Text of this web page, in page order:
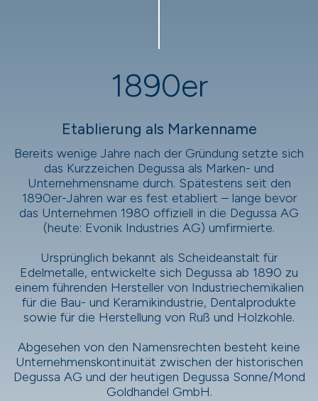
1890er
Etablierung als Markenname
Bereits wenige Jahre nach der Gründung setzte sich
das Kurzzeichen Degussa als Marken- und
Unternehmensname durch. Spätestens seit den
1890er-Jahren war es fest etabliert – lange bevor
das Unternehmen 1980 offiziell in die Degussa AG
(heute: Evonik Industries AG) umfirmierte.
Ursprünglich bekannt als Scheideanstalt für
Edelmetalle, entwickelte sich Degussa ab 1890 zu
einem führenden Hersteller von Industriechemikalien
für die Bau- und Keramikindustrie, Dentalprodukte
sowie für die Herstellung von Ruß und Holzkohle.
Abgesehen von den Namensrechten besteht keine
Unternehmenskontinuität zwischen der historischen
Degussa AG und der heutigen Degussa Sonne/Mond
Goldhandel GmbH.